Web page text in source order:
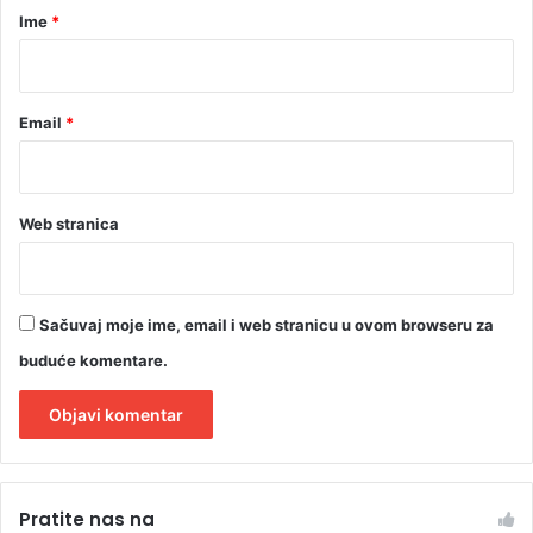
rIme *
Email *
Web stranica
Sačuvaj moje ime, email i web stranicu u ovom browseru za
buduće komentare.
tPratite nas na